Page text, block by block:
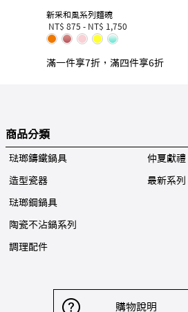
新采和風系列麵碗
NT$ 875 - NT$ 1,750
滿一件享7折，滿四件享6折
商品分類
琺瑯鑄鐵鍋具
造型瓷器
琺瑯鋼鍋具
陶瓷不沾鍋系列
調理配件
仲夏獻禮
最新系列
購物說明